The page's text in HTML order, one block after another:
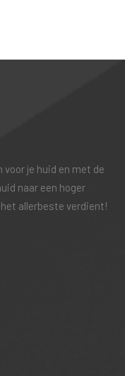
je huid en met de
naar een hoger
allerbeste verdient!